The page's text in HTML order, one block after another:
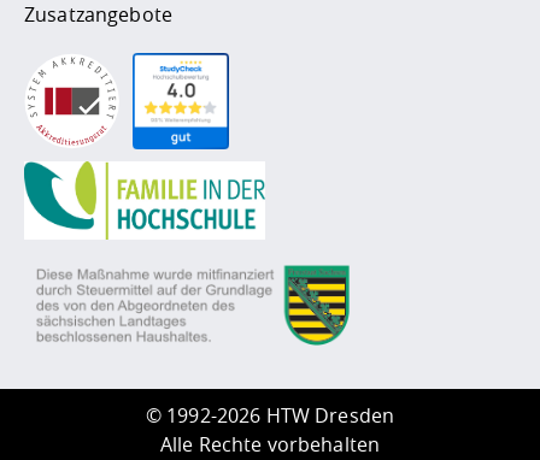
Zusatzangebote
© 1992-2026 HTW Dresden
Alle Rechte vorbehalten